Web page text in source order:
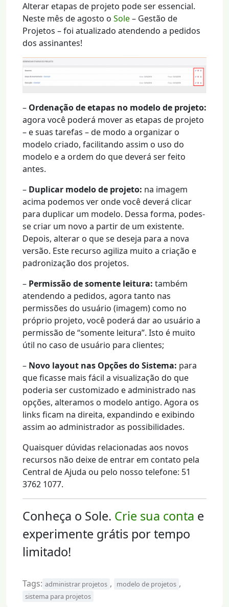
Alterar etapas de projeto pode ser essencial.
Neste mês de agosto o Sole– Gestão de
Projetos – foi atualizado atendendo a pedidos
dos assinantes!
– Ordenação de etapas no modelo de projeto:
agora você poderá mover as etapas de projeto
– e suas tarefas – de modo a organizar o
modelo criado, facilitando assim o uso do
modelo e a ordem do que deverá ser feito
antes.
– Duplicar modelo de projeto: na imagem
acima podemos ver onde você deverá clicar
para duplicar um modelo. Dessa forma, podes-
se criar um novo a partir de um existente.
Depois, alterar o que se deseja para a nova
versão. Este recurso agiliza muito a criação e
padronização dos projetos.
– Permissão de somente leitura: também
atendendo a pedidos, agora tanto nas
permissões do usuário (imagem) como no
próprio projeto, você poderá dar ao usuário a
permissão de “somente leitura”. Isto é muito
útil no caso de usuário para clientes;
– Novo layout nas Opções do Sistema: para
que ficasse mais fácil a visualização do que
poderia ser customizado e administrado nas
opções, alteramos o modelo antigo. Agora os
links ficam na direita, expandindo e exibindo
assim ao administrador as possibilidades.
Quaisquer dúvidas relacionadas aos novos
recursos não deixe de entrar em contato pela
Central de Ajuda ou pelo nosso telefone: 51
3762 1077.
Conheça o Sole. Crie sua conta e
experimente grátis por tempo
limitado!
Tags: administrar projetos , modelo de projetos ,
sistema para projetos